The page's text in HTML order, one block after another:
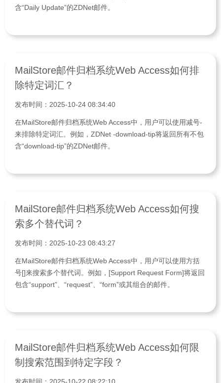
含“Daily Update”的ZDNet邮件。
MailStore邮件归档系统Web Access如何排
除特定词汇？
发布时间：2025-10-24 08:34:40
在MailStore邮件归档系统Web Access中，用户可以使用减号-
来排除特定词汇。例如，ZDNet -download-tip将返回所有不包
含“download-tip”的ZDNet邮件。
MailStore邮件归档系统Web Access如何搜
索多个替代词？
发布时间：2025-10-23 08:43:27
在MailStore邮件归档系统Web Access中，用户可以使用方括
号[]来搜索多个替代词。例如，[Support Request Form]将返回
包含“support”、“request”、“form”或其组合的邮件。
MailStore邮件归档系统Web Access如何限
制搜索范围到特定字段？